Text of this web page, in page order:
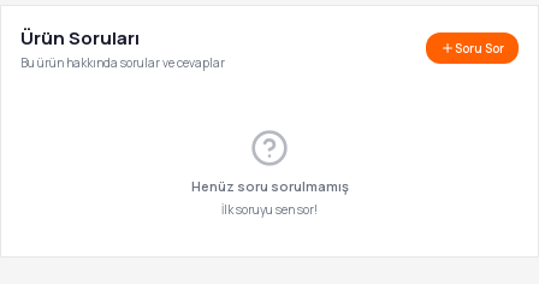
Ürün Soruları
Bu ürün hakkında sorular ve cevaplar
Soru Sor
Henüz soru sorulmamış
İlk soruyu sen sor!